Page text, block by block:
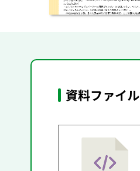
資料ファイル